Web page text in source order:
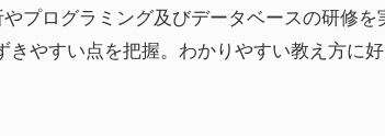
プログラミング及びデータベースの研修を
やすい点を把握。わかりやすい教え方に好